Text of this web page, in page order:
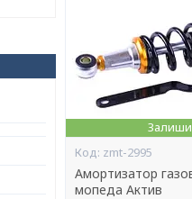
zmt-2995
Амортизатор
мопеда Актив